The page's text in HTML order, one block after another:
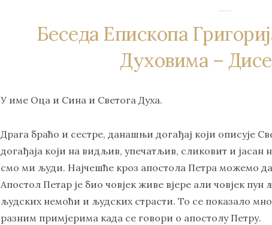
Беседа Епископа
Духовима –
У име Оца и Сина и Светога Духа.
Драга браћо и сестре, данашњи догађај који описује
догађаја који на видљив, упечатљив, сликовит и
смо ми људи. Најчешће кроз апостола Петра можемо
Апостол Петар је био човјек живе вјере али човјек
људских немоћи и људских страсти. То се показало
разним примјерима када се говори о апостолу Петру.